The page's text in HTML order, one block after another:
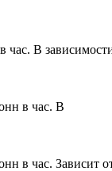
В
в час. В
в час. Зависит